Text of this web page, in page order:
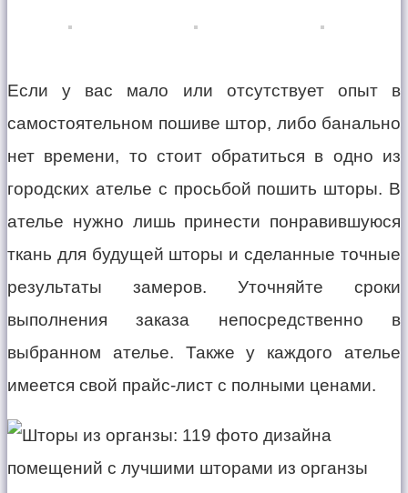
Если у вас мало или отсутствует опыт в
самостоятельном пошиве штор, либо банально
нет времени, то стоит обратиться в одно из
городских ателье с просьбой пошить шторы. В
ателье нужно лишь принести понравившуюся
ткань для будущей шторы и сделанные точные
результаты замеров. Уточняйте сроки
выполнения заказа непосредственно в
выбранном ателье. Также у каждого ателье
имеется свой прайс-лист с полными ценами.